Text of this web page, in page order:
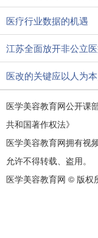
医疗行业数据的机遇
江苏全面放开非公立
医改的关键应以人为
医学美容教育网公开课
共和国著作权法》
医学美容教育网拥有视
允许不得转载、盗用。
医学美容教育网 © 版权